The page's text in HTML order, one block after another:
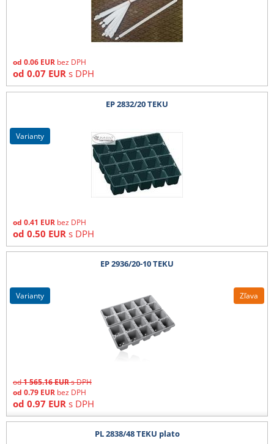
od 0.06 EUR bez DPH
od 0.07 EUR s DPH
EP 2832/20 TEKU
od 0.41 EUR bez DPH
od 0.50 EUR s DPH
varianty
EP 2936/20-10 TEKU
od1 565.16EURs DPH
Zľava
od 0.79 EUR bez DPH
od 0.97 EUR s DPH
varianty
PL 2838/48 TEKU plato